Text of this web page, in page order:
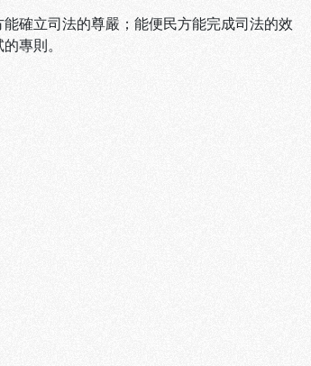
確立司法的尊嚴；能便民方能完成司法的效
專則。